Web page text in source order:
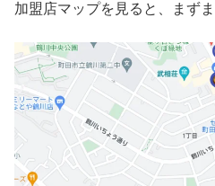
加盟店マップを見ると、まず